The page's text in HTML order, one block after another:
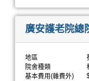
廣安護老院總
地區
院舍種類
基本費用(雜費外)